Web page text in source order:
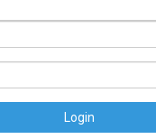
Login